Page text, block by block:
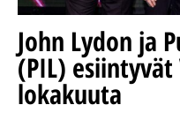
John Lydon ja
(PIL) esiintyvät
lokakuuta